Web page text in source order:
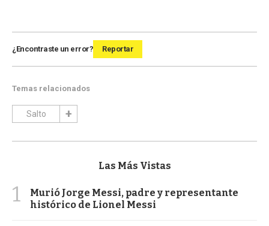
¿Encontraste un error? Reportar
Temas relacionados
Salto
Las Más Vistas
1
Murió Jorge Messi, padre y representante
histórico de Lionel Messi